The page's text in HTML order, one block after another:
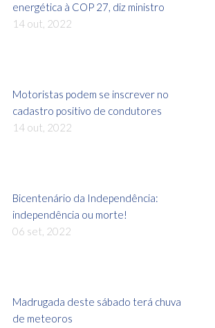
energética à COP 27, diz ministro
14 out, 2022
Motoristas podem se inscrever no
cadastro positivo de condutores
14 out, 2022
Bicentenário da Independência:
independência ou morte!
06 set, 2022
Madrugada deste sábado terá chuva
de meteoros